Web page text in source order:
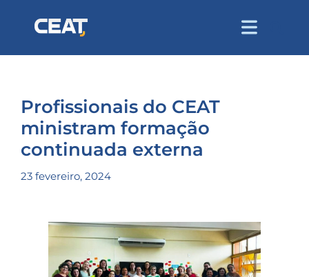
Profissionais do CEAT
ministram formação
continuada externa
23 fevereiro, 2024